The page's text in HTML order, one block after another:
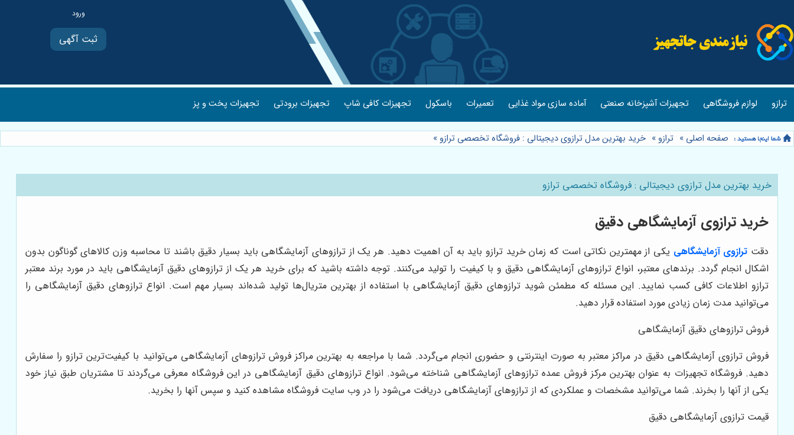
ثبت آگهی
ترازو لوازم فروشگاهی تجهیزات آشپزخانه صنعتی آماده سازی مواد غذایی تعمیرات باسکول تجهیزات کافی شاپ تجهیزات برودتی تجهیزات پخت و پز
صفحه اصلی » ترازو » خرید بهترین مدل ترازوی دیجیتالی : فروشگاه تخصصی ترازو »
خرید بهترین مدل ترازوی دیجیتالی : فروشگاه تخصصی ترازو
خرید ترازوی آزمایشگاهی دقیق
دقت ترازوی آزمایشگاهی یکی از مهمترین نکاتی است که زمان خرید ترازو باید به آن اهمیت دهید. هر یک از ترازوهای آزمایشگاهی باید بسیار دقیق باشند تا محاسبه وزن کالاهای گوناگون بدون
اشکال انجام گردد. برندهای معتبر، انواع ترازوهای آزمایشگاهی دقیق و با کیفیت را تولید می‌کنند. توجه داشته باشید که برای خرید هر یک از ترازوهای دقیق آزمایشگاهی باید در مورد برند معتبر
ترازو اطلاعات کافی کسب نمایید. این مسئله که مطمئن شوید ترازوهای دقیق آزمایشگاهی با استفاده از بهترین متریال‌ها تولید شده‌اند بسیار مهم است. انواع ترازوهای دقیق آزمایشگاهی را
می‌توانید مدت زمان زیادی مورد استفاده قرار دهید.
فروش ترازوهای دقیق آزمایشگاهی
فروش ترازوی آزمایشگاهی دقیق در مراکز معتبر به صورت اینترنتی و حضوری انجام می‌گردد. شما با مراجعه به بهترین مراکز فروش ترازوهای آزمایشگاهی می‌توانید با کیفیت‌ترین ترازو را سفارش
دهید. فروشگاه تجهیزات به عنوان بهترین مرکز فروش عمده ترازوهای آزمایشگاهی شناخته می‌شود. انواع ترازوهای دقیق آزمایشگاهی در این فروشگاه معرفی می‌گردند تا مشتریان طبق نیاز خود
یکی از آنها را بخرند. شما می‌توانید مشخصات و عملکردی که از ترازوهای آزمایشگاهی دریافت می‌شود را در وب سایت فروشگاه مشاهده کنید و سپس آنها را بخرید.
قیمت ترازوی آزمایشگاهی دقیق